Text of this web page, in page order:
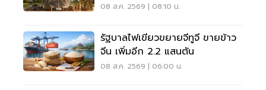
08 ส.ค. 2569 | 08:10 น.
รัฐบาลไฟเขียวขยายจีทูจี ขายข้าว
จีน เพิ่มอีก 2.2 แสนตัน
08 ส.ค. 2569 | 06:00 น.